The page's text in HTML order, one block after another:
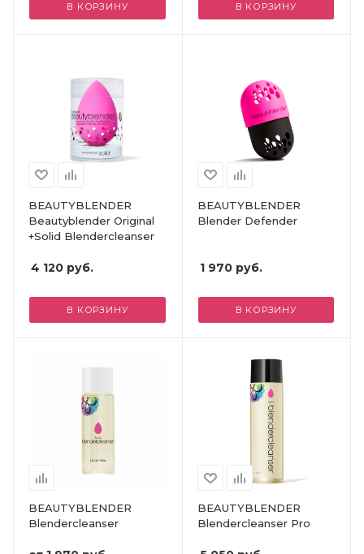
В КОРЗИНУ В КОРЗИНУ
BEAUTYBLENDER
Beautyblender Original
+Solid Blendercleanser
4 120 руб.
В КОРЗИНУ
BEAUTYBLENDER
Blender Defender
1 970руб.
В КОРЗИНУ
BEAUTYBLENDER
Blendercleanser
BEAUTYBLENDER
Blendercleanser Pro